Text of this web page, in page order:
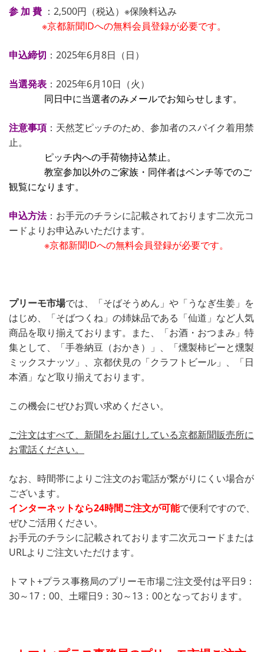
参 加 費 ：2,500円（税込）※保険料込み
※京都新聞IDへの無料会員登録が必要です。
申込締切 ：2025年6月8日（日）
当選発表 ：2025年6月10日（火）
同日中に当選者のみメールでお知らせします。
注意事項 ：天然芝ピッチのため、参加者のスパイク着用禁
止。
ピッチ内への手荷物持込禁止。
教室参加以外のご家族・同伴者はベンチ等でのご
観覧になります。
申込方法：お手元のチラシに記載されております二次元コ
ードよりお申込みいただけます。
※京都新聞IDへの無料会員登録が必要です。
プリーモ市場では、「そばそうめん」や「うなぎ生姜」を
はじめ、「そばつくね」の姉妹品である「仙道」など人気
商品を取り揃えております。また、「お酒・おつまみ」特
集として、「手巻納豆（おかき）」、「燻製柿ピーと燻製
ミックスナッツ」、京都伏見の「クラフトビール」、「日
本酒」など取り揃えております。
この機会にぜひお買い求めください。
ご注文はすべて、新聞をお届けしている京都新聞販売所に
お電話ください。
なお、時間帯によりご注文のお電話が繋がりにくい場合が
ございます。
インターネットなら24時間ご注文が可能で便利ですので、
ぜひご活用ください。
お手元のチラシに記載されております二次元コードまたは
URLよりご注文いただけます。
トマト+プラス事務局のプリーモ市場ご注文受付は平日9：
30～17：00、土曜日9：30～13：00となっております。